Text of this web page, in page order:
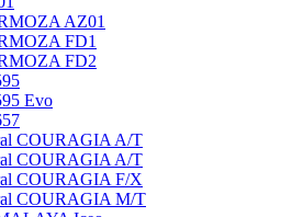
AZ01
FD1
FD2
Evo
COURAGIA A/T
COURAGIA A/T
COURAGIA F/X
COURAGIA M/T